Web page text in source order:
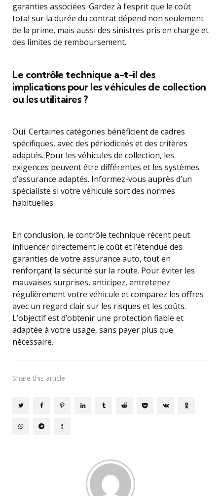
garanties associées. Gardez à l’esprit que le coût
total sur la durée du contrat dépend non seulement
de la prime, mais aussi des sinistres pris en charge et
des limites de remboursement.
Le contrôle technique a-t-il des
implications pour les véhicules de collection
ou les utilitaires ?
Oui. Certaines catégories bénéficient de cadres
spécifiques, avec des périodicités et des critères
adaptés. Pour les véhicules de collection, les
exigences peuvent être différentes et les systèmes
d’assurance adaptés. Informez-vous auprès d’un
spécialiste si votre véhicule sort des normes
habituelles.
En conclusion, le contrôle technique récent peut
influencer directement le coût et l’étendue des
garanties de votre assurance auto, tout en
renforçant la sécurité sur la route. Pour éviter les
mauvaises surprises, anticipez, entretenez
régulièrement votre véhicule et comparez les offres
avec un regard clair sur les risques et les coûts.
L’objectif est d’obtenir une protection fiable et
adaptée à votre usage, sans payer plus que
nécessaire.
Share this article